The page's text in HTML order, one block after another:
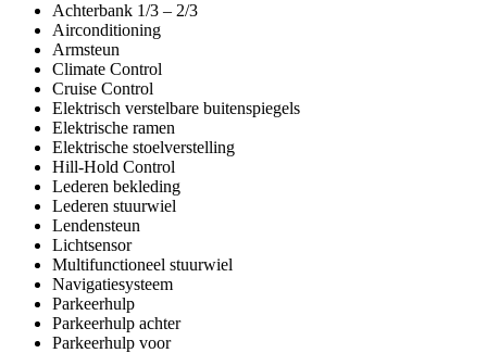
Achterbank 1/3 – 2/3
Airconditioning
Armsteun
Climate Control
Cruise Control
Elektrisch verstelbare buitenspiegels
Elektrische ramen
Elektrische stoelverstelling
Hill-Hold Control
Lederen bekleding
Lederen stuurwiel
Lendensteun
Lichtsensor
Multifunctioneel stuurwiel
Navigatiesysteem
Parkeerhulp
Parkeerhulp achter
Parkeerhulp voor